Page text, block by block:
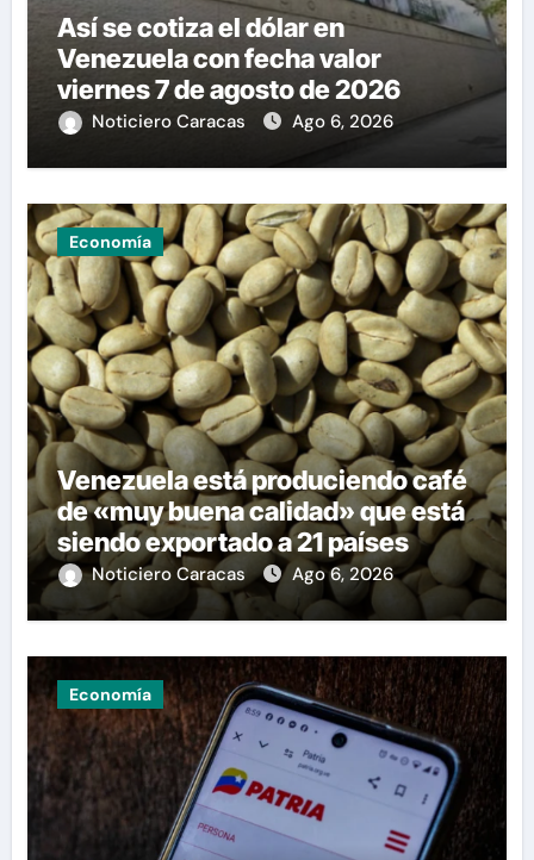
Así se cotiza el dólar en
Venezuela con fecha valor
viernes 7 de agosto de 2026
Noticiero Caracas Ago 6, 2026
Economía
Venezuela está produciendo café
de «muy buena calidad» que está
siendo exportado a 21 países
Noticiero Caracas Ago 6, 2026
Economía